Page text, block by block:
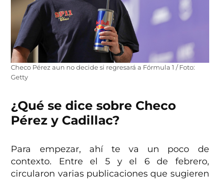
Checo Pérez aun no decide si regresará a Fórmula 1 / Foto:
Getty
¿Qué se dice sobre Checo
Pérez y Cadillac?
Para empezar, ahí te va un poco de
contexto. Entre el 5 y el 6 de febrero,
circularon varias publicaciones que sugieren